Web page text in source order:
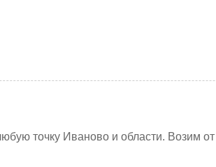
точку Иваново и области. Возим от